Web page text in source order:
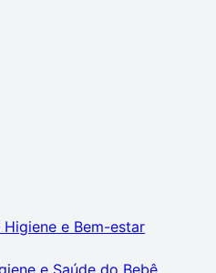
Higiene e Bem-estar
e Saúde do Bebê